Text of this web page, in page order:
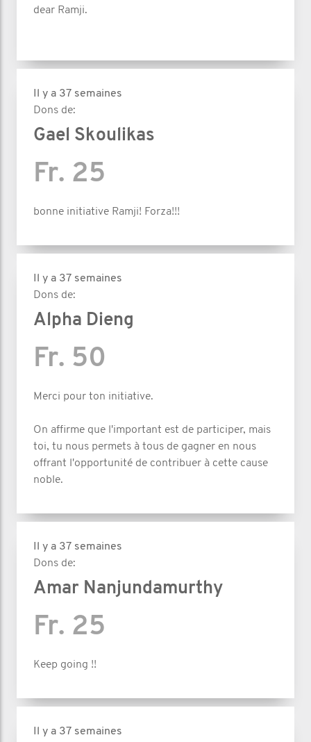
dear Ramji.
Il y a 37 semaines
Dons de:
Gael Skoulikas
Fr. 25
bonne initiative Ramji! Forza!!!
Il y a 37 semaines
Dons de:
Alpha Dieng
Fr. 50
Merci pour ton initiative.
On affirme que l'important est de participer, mais
toi, tu nous permets à tous de gagner en nous
offrant l'opportunité de contribuer à cette cause
noble.
Il y a 37 semaines
Dons de:
Amar Nanjundamurthy
Fr. 25
Keep going !!
Il y a 37 semaines